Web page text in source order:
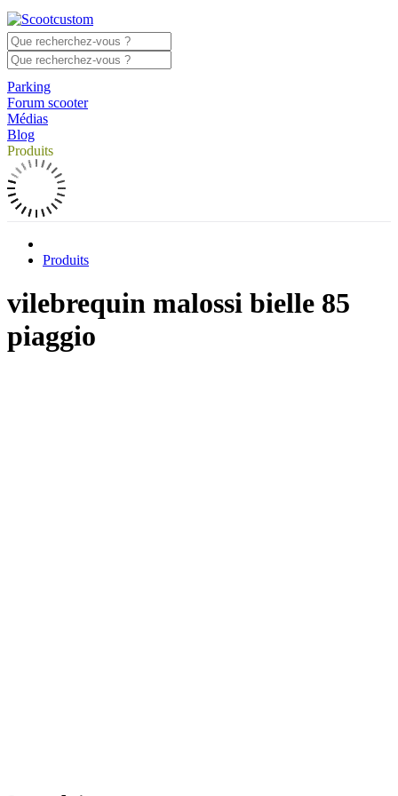
Parking
Forum scooter
Médias
Blog
Produits
Produits
vilebrequin malossi bielle 85
piaggio